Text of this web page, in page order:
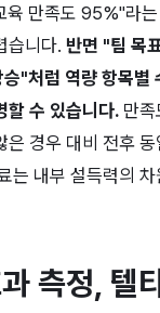
육 만족도 95%"라
습니다. 반면 "팀 목
"처럼 역량 항목별
할 수 있습니다. 만
은 경우 대비 전후
는 내부 설득력의
측정, 텔